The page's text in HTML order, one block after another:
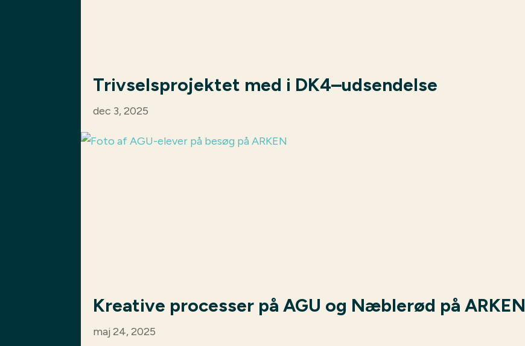
Trivselsprojektet med i DK4–udsendelse
dec 3, 2025
Kreative processer på AGU og Næblerød på ARKEN
maj 24, 2025